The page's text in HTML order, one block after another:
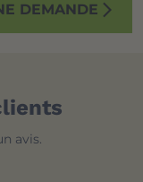
DEMANDE arrow_forward_ios
avis.